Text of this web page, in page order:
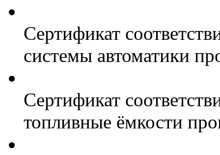
Сертификат
системы автоматики
Сертификат
топливные ёмкости